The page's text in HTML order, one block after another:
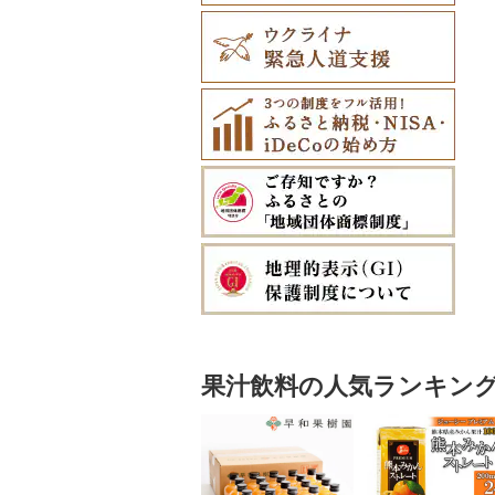
果汁飲料の人気ランキン